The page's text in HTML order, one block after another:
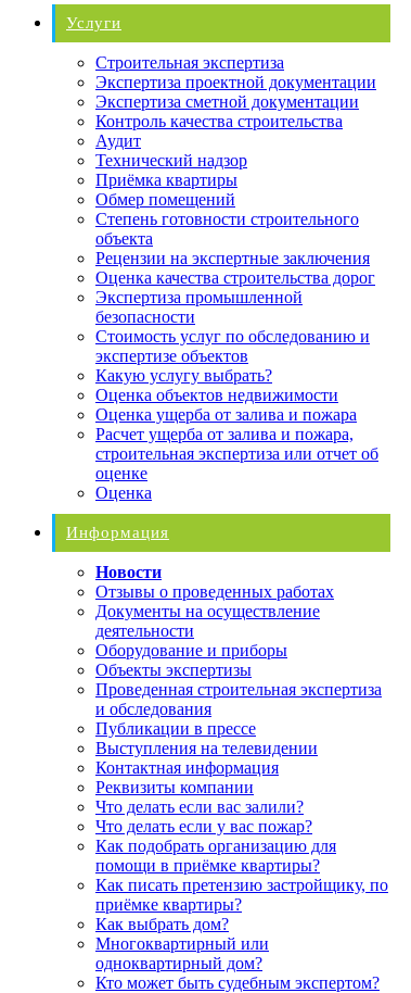
Услуги
Строительная экспертиза
Экспертиза проектной документации
Экспертиза сметной документации
Контроль качества строительства
Аудит
Технический надзор
Приёмка квартиры
Обмер помещений
Степень готовности строительного
объекта
Рецензии на экспертные заключения
Оценка качества строительства дорог
Экспертиза промышленной
безопасности
Стоимость услуг по обследованию и
экспертизе объектов
Какую услугу выбрать?
Оценка объектов недвижимости
Оценка ущерба от залива и пожара
Расчет ущерба от залива и пожара,
строительная экспертиза или отчет об
оценке
Оценка
Информация
Новости
Отзывы о проведенных работах
Документы на осуществление
деятельности
Оборудование и приборы
Объекты экспертизы
Проведенная строительная экспертиза
и обследования
Публикации в прессе
Выступления на телевидении
Контактная информация
Реквизиты компании
Что делать если вас залили?
Что делать если у вас пожар?
Как подобрать организацию для
помощи в приёмке квартиры?
Как писать претензию застройщику, по
приёмке квартиры?
Как выбрать дом?
Многоквартирный или
одноквартирный дом?
Кто может быть судебным экспертом?